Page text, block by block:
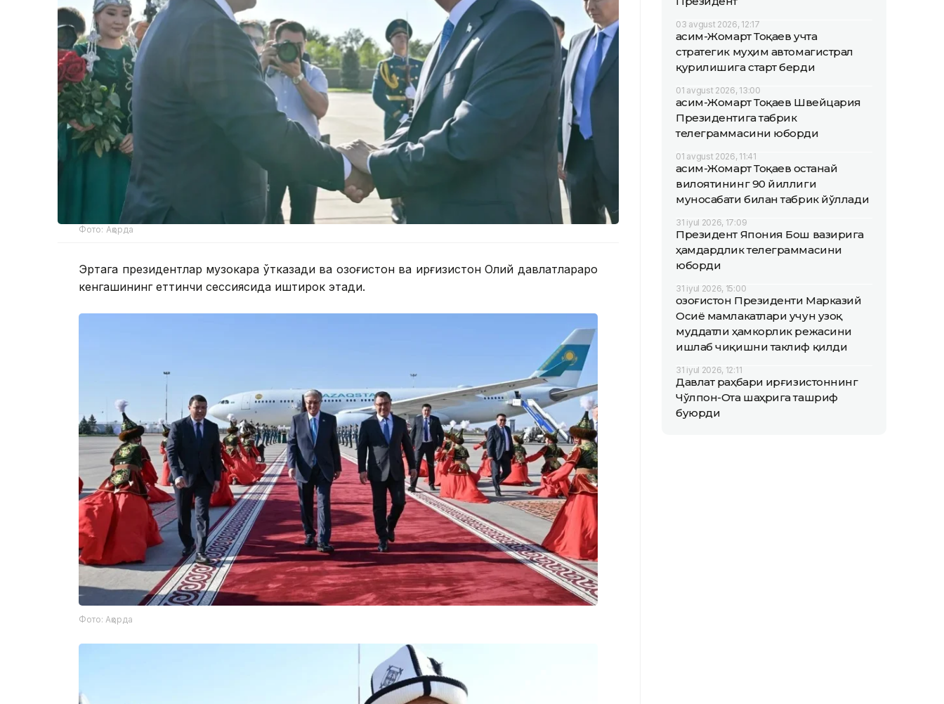
Фото: Ақорда
Эртага президентлар музокара ўтказади ва Қозоғистон ва Қирғизистон Олий давлатлараро
кенгашининг еттинчи сессиясида иштирок этади.
Фото: Ақорда
03 avgust 2026, 12:17
Қасим-Жомарт Тоқаев учта
стратегик муҳим автомагистрал
қурилишига старт берди
01 avgust 2026, 13:00
Қасим-Жомарт Тоқаев Швейцария
Президентига табрик
телеграммасини юборди
01 avgust 2026, 11:41
Қасим-Жомарт Тоқаев Қостанай
вилоятининг 90 йиллиги
муносабати билан табрик йўллади
31 iyul 2026, 17:09
Президент Япония Бош вазирига
ҳамдардлик телеграммасини
юборди
31 iyul 2026, 15:00
Қозоғистон Президенти Марказий
Осиё мамлакатлари учун узоқ
муддатли ҳамкорлик режасини
ишлаб чиқишни таклиф қилди
31 iyul 2026, 12:11
Давлат раҳбари Қирғизистоннинг
Чўлпон-Ота шаҳрига ташриф
буюрди